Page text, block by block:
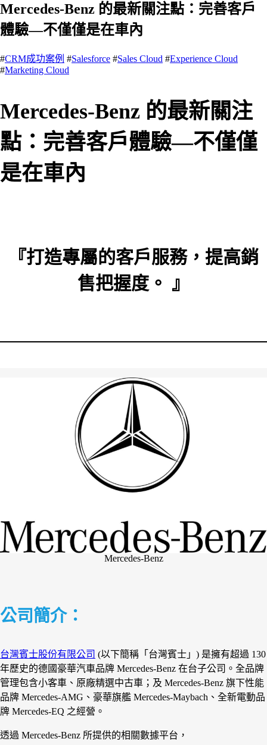
Mercedes-Benz 的最新關注點：完善客戶
體驗—不僅僅是在車內
#CRM成功案例 #Salesforce #Sales Cloud #Experience Cloud
#Marketing Cloud
Mercedes-Benz 的最新關注
點：完善客戶體驗—不僅僅
是在車內
『打造專屬的客戶服務，提高銷
售把握度。 』
Mercedes-Benz
公司簡介：
台灣賓士股份有限公司 (以下簡稱「台灣賓士」) 是擁有超過 130
年歷史的德國豪華汽車品牌 Mercedes-Benz 在台子公司。全品牌
管理包含小客車、原廠精選中古車；及 Mercedes-Benz 旗下性能
品牌 Mercedes-AMG、豪華旗艦 Mercedes-Maybach、全新電動品
牌 Mercedes-EQ 之經營。
透過 Mercedes-Benz 所提供的相關數據平台，